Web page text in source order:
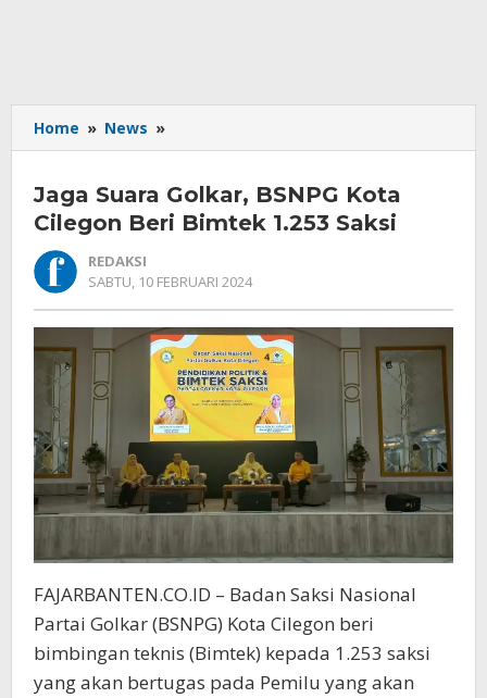
Home » News »
Suara
BSNPG
Kota
Bimtek
1.253
Saksi
Jaga Suara Golkar, BSNPG Kota
Cilegon Beri Bimtek 1.253 Saksi
REDAKSI
SABTU, 10 FEBRUARI 2024
FAJARBANTEN.CO.ID – Badan Saksi Nasional
Partai Golkar (BSNPG) Kota Cilegon beri
bimbingan teknis (Bimtek) kepada 1.253 saksi
yang akan bertugas pada Pemilu yang akan